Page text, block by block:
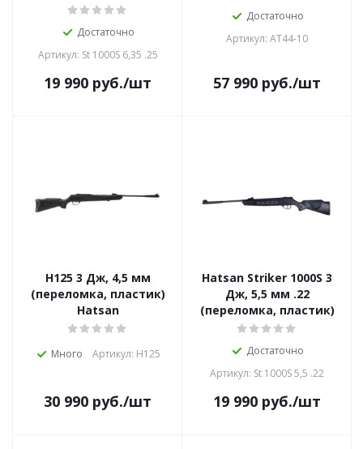
Достаточно
Артикул: St 1000S 6,35 .25
19 990 руб./шт
Достаточно
Артикул: AT44-10
57 990 руб./шт
H125 3 Дж, 4,5 мм
(переломка, пластик)
Hatsan
Много Артикул: H125
30 990 руб./шт
Hatsan Striker 1000S 3
Дж, 5,5 мм .22
(переломка, пластик)
Достаточно
Артикул: St 1000S 5,5 .22
19 990 руб./шт